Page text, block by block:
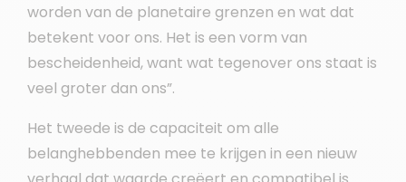
worden van de planetaire grenzen en wat dat
betekent voor ons. Het is een vorm van
bescheidenheid, want wat tegenover ons staat is
veel groter dan ons”.
Het tweede is de capaciteit om alle
belanghebbenden mee te krijgen in een nieuw